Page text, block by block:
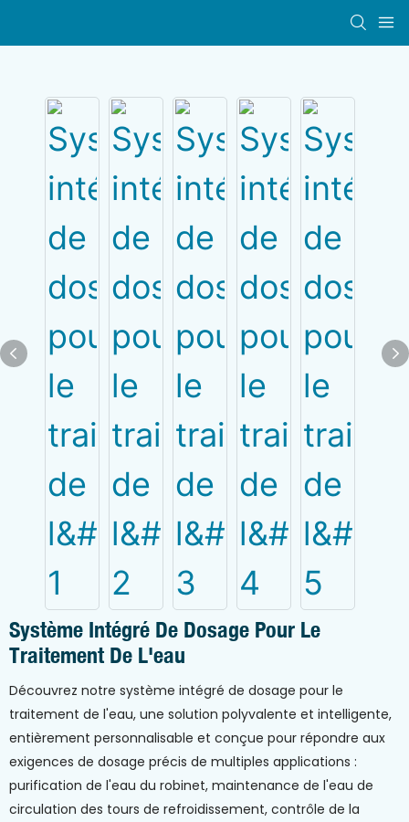
Système Intégré De Dosage Pour Le
Traitement De L'eau
Découvrez notre système intégré de dosage pour le
traitement de l'eau, une solution polyvalente et intelligente,
entièrement personnalisable et conçue pour répondre aux
exigences de dosage précis de multiples applications :
purification de l'eau du robinet, maintenance de l'eau de
circulation des tours de refroidissement, contrôle de la